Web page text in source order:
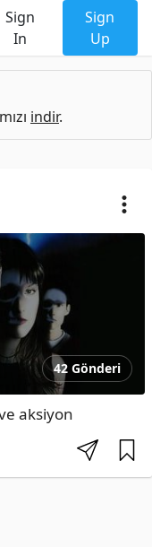
Sign
In
Sign
Up
indir.
42 Gönderi
aksiyon